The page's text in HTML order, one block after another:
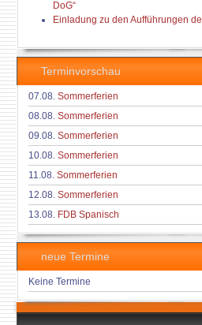
DoG“
Einladung zu den Aufführungen
Terminvorschau
07.08. Sommerferien
08.08. Sommerferien
09.08. Sommerferien
10.08. Sommerferien
11.08. Sommerferien
12.08. Sommerferien
13.08. FDB Spanisch
neue Termine
Keine Termine